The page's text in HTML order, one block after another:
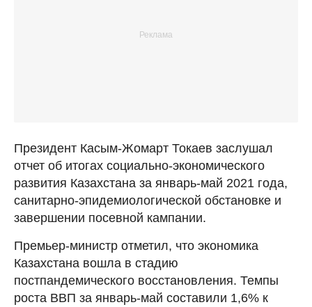
Президент Касым-Жомарт Токаев заслушал
отчет об итогах социально-экономического
развития Казахстана за январь-май 2021 года,
санитарно-эпидемиологической обстановке и
завершении посевной кампании.
Премьер-министр отметил, что экономика
Казахстана вошла в стадию
постпандемического восстановления. Темпы
роста ВВП за январь-май составили 1,6% к